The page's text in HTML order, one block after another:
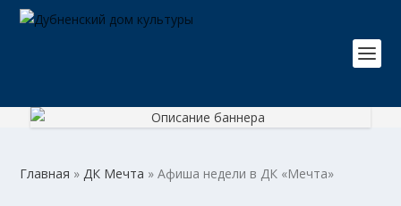
Главная »ДК Мечта »Афиша недели в ДК «Мечта»